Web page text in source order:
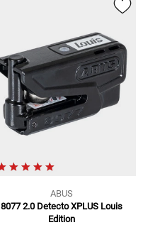
ABUS
8077 2.0 Detecto XPLUS Louis
Edition